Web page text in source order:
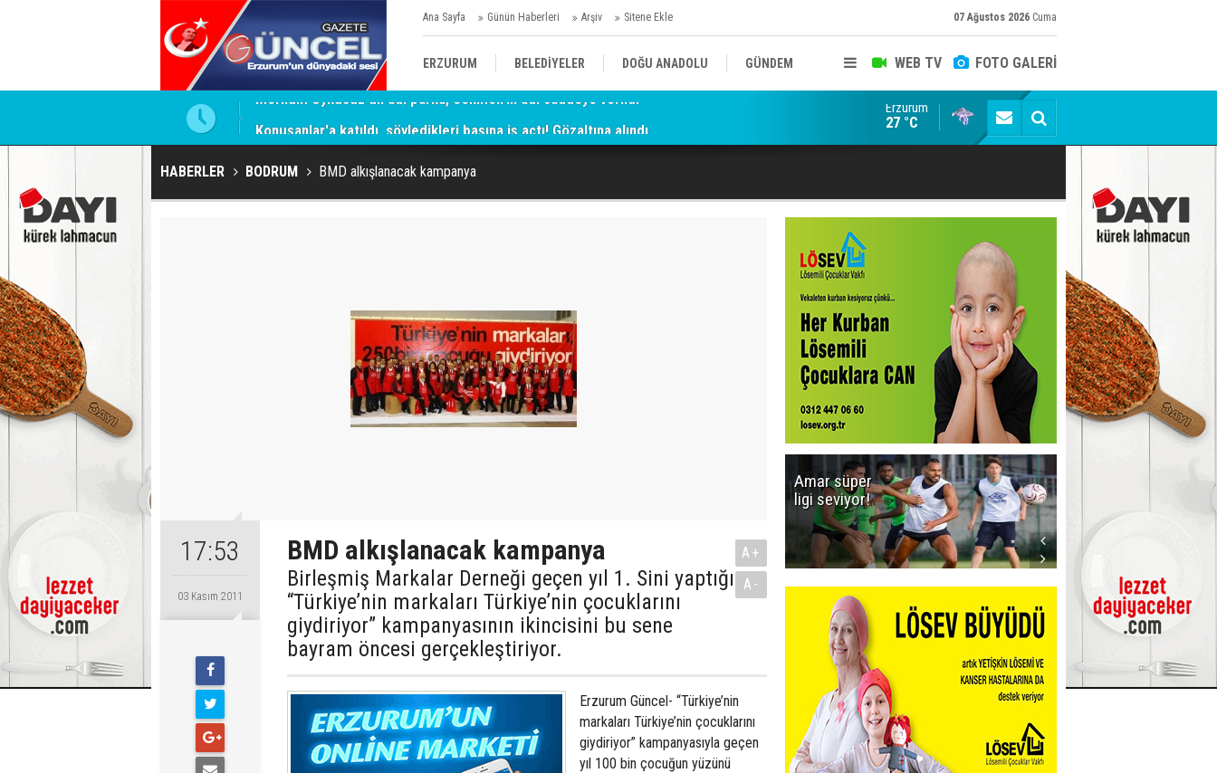
Ana Sayfa Günün Haberleri Arşiv Sitene Ekle 07 Ağustos 2026 Cuma
WEB TV FOTO GALERİ
ERZURUM BELEDİYELER DOĞU ANADOLU GÜNDEM
KÜLTÜR/SANAT//MAĞAZİN
ADALET BAKANI AKIN GÜRLEK'E AÇIK İHBAR!
Erzurum
27 °C
HABERLER BODRUM BMD alkışlanacak kampanya
17:53
03 Kasım 2011
BMD alkışlanacak kampanya
Birleşmiş Markalar Derneği geçen yıl 1. Sini yaptığı
“Türkiye’nin markaları Türkiye’nin çocuklarını
giydiriyor” kampanyasının ikincisini bu sene
bayram öncesi gerçekleştiriyor.
A+
A-
Erzurum Güncel- “Türkiye’nin
markaları Türkiye’nin çocuklarını
giydiriyor” kampanyasıyla geçen
yıl 100 bin çocuğun yüzünü
Amar süper
ligi seviyor!